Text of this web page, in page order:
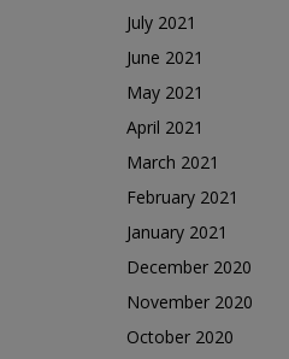
July 2021
June 2021
May 2021
April 2021
March 2021
February 2021
January 2021
December 2020
November 2020
October 2020